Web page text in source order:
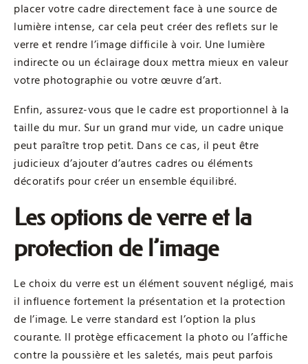
placer votre cadre directement face à une source de
lumière intense, car cela peut créer des reflets sur le
verre et rendre l’image difficile à voir. Une lumière
indirecte ou un éclairage doux mettra mieux en valeur
votre photographie ou votre œuvre d’art.
Enfin, assurez-vous que le cadre est proportionnel à la
taille du mur. Sur un grand mur vide, un cadre unique
peut paraître trop petit. Dans ce cas, il peut être
judicieux d’ajouter d’autres cadres ou éléments
décoratifs pour créer un ensemble équilibré.
Les options de verre et la
protection de l’image
Le choix du verre est un élément souvent négligé, mais
il influence fortement la présentation et la protection
de l’image. Le verre standard est l’option la plus
courante. Il protège efficacement la photo ou l’affiche
contre la poussière et les saletés, mais peut parfois